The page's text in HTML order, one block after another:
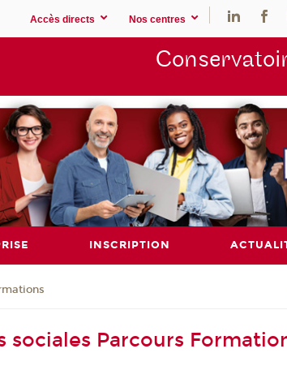
Accès directs Nos centres
INSCRIPTION
sociales Parcours